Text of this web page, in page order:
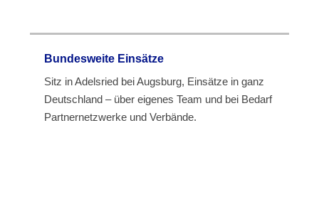
Bundesweite Einsätze
Sitz in Adelsried bei Augsburg, Einsätze in ganz
Deutschland – über eigenes Team und bei Bedarf
Partnernetzwerke und Verbände.